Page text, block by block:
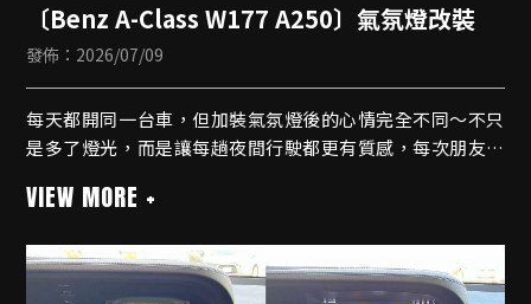
〔Benz A-Class W177 A250〕氣氛燈改裝
發佈：2026/07/09
每天都開同一台車，但加裝氣氛燈後的心情完全不同～不只
是多了燈光，而是讓每趟夜間行駛都更有質感，每次朋友上
氣氛燈套件
✨渦輪出風口
✨馬鞍燈✨置物盒